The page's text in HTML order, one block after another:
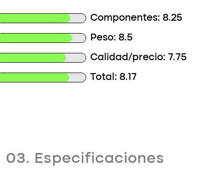
Componentes: 8.25
Peso: 8.5
Calidad/precio: 7.75
Total: 8.17
03. Especificaciones